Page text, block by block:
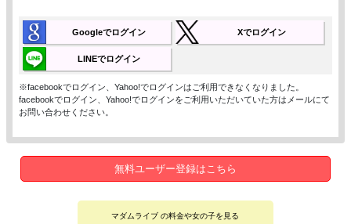
Googleでログイン Xでログイン
LINEでログイン
※facebookでログイン、Yahoo!でログインはご利用できなくなりました。
facebookでログイン、Yahoo!でログインをご利用いただいていた方はメールにて
お問い合わせください。
無料ユーザー登録はこちら
マダムライブ の料金や女の子を見る